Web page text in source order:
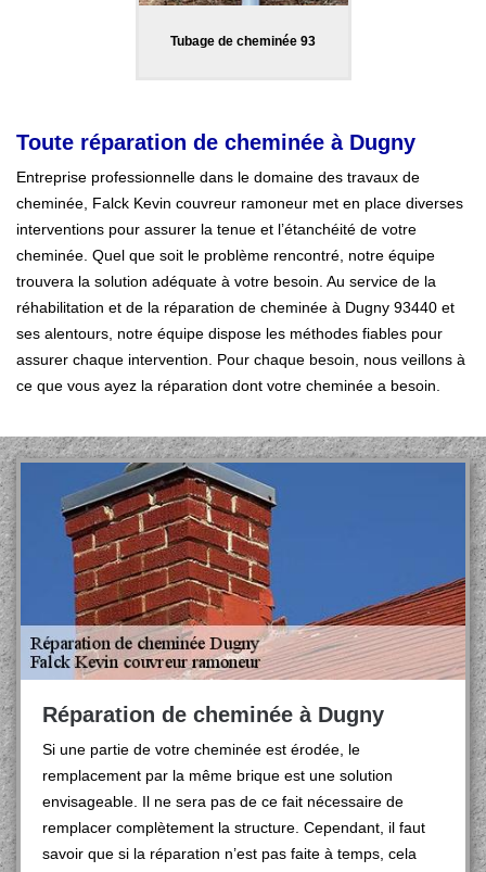
Tubage de cheminée 93
Toute réparation de cheminée à Dugny
Entreprise professionnelle dans le domaine des travaux de
cheminée, Falck Kevin couvreur ramoneur met en place diverses
interventions pour assurer la tenue et l’étanchéité de votre
cheminée. Quel que soit le problème rencontré, notre équipe
trouvera la solution adéquate à votre besoin. Au service de la
réhabilitation et de la réparation de cheminée à Dugny 93440 et
ses alentours, notre équipe dispose les méthodes fiables pour
assurer chaque intervention. Pour chaque besoin, nous veillons à
ce que vous ayez la réparation dont votre cheminée a besoin.
Réparation de cheminée à Dugny
Si une partie de votre cheminée est érodée, le
remplacement par la même brique est une solution
envisageable. Il ne sera pas de ce fait nécessaire de
remplacer complètement la structure. Cependant, il faut
savoir que si la réparation n’est pas faite à temps, cela